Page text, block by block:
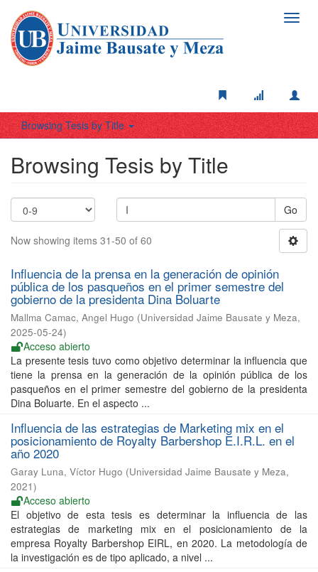
Browsing Tesis by Title
Browsing Tesis by Title
Go
Now showing items 31-50 of 60
Influencia de la prensa en la generación de opinión
pública de los pasqueños en el primer semestre del
gobierno de la presidenta Dina Boluarte
Mallma Camac, Angel Hugo (Universidad Jaime Bausate y Meza,
2025-05-24)
Acceso abierto
La presente tesis tuvo como objetivo determinar la influencia que
tiene la prensa en la generación de la opinión pública de los
pasqueños en el primer semestre del gobierno de la presidenta
Dina Boluarte. En el aspecto ...
Influencia de las estrategias de Marketing mix en el
posicionamiento de Royalty Barbershop E.I.R.L. en el
año 2020
Garay Luna, Víctor Hugo (Universidad Jaime Bausate y Meza,
2021)
Acceso abierto
El objetivo de esta tesis es determinar la influencia de las
estrategias de marketing mix en el posicionamiento de la
empresa Royalty Barbershop EIRL, en 2020. La metodología de
la investigación es de tipo aplicado, a nivel ...